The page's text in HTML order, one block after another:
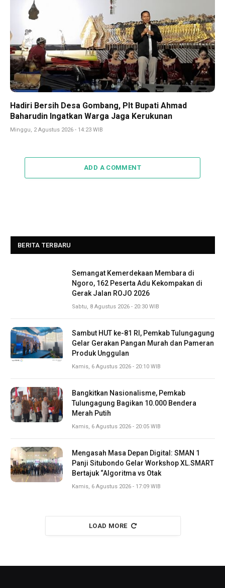
Hadiri Bersih Desa Gombang, Plt Bupati Ahmad
Baharudin Ingatkan Warga Jaga Kerukunan
Minggu, 2 Agustus 2026 - 14:23 WIB
ADD A COMMENT
BERITA TERBARU
Semangat Kemerdekaan Membara di
Ngoro, 162 Peserta Adu Kekompakan di
Gerak Jalan ROJO 2026
Sabtu, 8 Agustus 2026 - 20:30 WIB
Sambut HUT ke-81 RI, Pemkab Tulungagung
Gelar Gerakan Pangan Murah dan Pameran
Produk Unggulan
Kamis, 6 Agustus 2026 - 20:10 WIB
Bangkitkan Nasionalisme, Pemkab
Tulungagung Bagikan 10.000 Bendera
Merah Putih
Kamis, 6 Agustus 2026 - 20:05 WIB
Mengasah Masa Depan Digital: SMAN 1
Panji Situbondo Gelar Workshop XL.SMART
Bertajuk “Algoritma vs Otak
Kamis, 6 Agustus 2026 - 17:09 WIB
LOAD MORE